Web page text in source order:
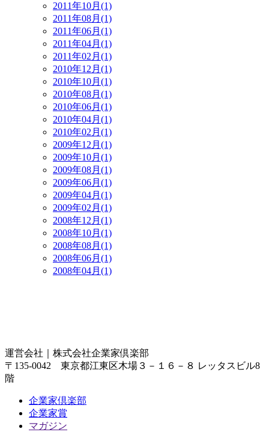
2011年10月(1)
2011年08月(1)
2011年06月(1)
2011年04月(1)
2011年02月(1)
2010年12月(1)
2010年10月(1)
2010年08月(1)
2010年06月(1)
2010年04月(1)
2010年02月(1)
2009年12月(1)
2009年10月(1)
2009年08月(1)
2009年06月(1)
2009年04月(1)
2009年02月(1)
2008年12月(1)
2008年10月(1)
2008年08月(1)
2008年06月(1)
2008年04月(1)
運営会社｜ 株式会社企業家倶楽部
〒135-0042 東京都江東区木場３－１６－８ レッタスビル8
階
企業家倶楽部
企業家賞
マガジン